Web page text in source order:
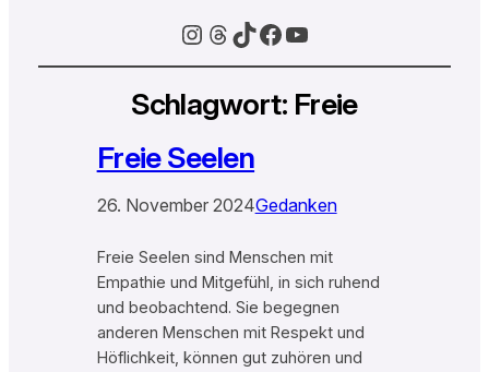
Instagram
Threads
TikTok
Facebook
YouTube
Schlagwort: Freie
Freie Seelen
26. November 2024Gedanken
Freie Seelen sind Menschen mit
Empathie und Mitgefühl, in sich ruhend
und beobachtend. Sie begegnen
anderen Menschen mit Respekt und
Höflichkeit, können gut zuhören und